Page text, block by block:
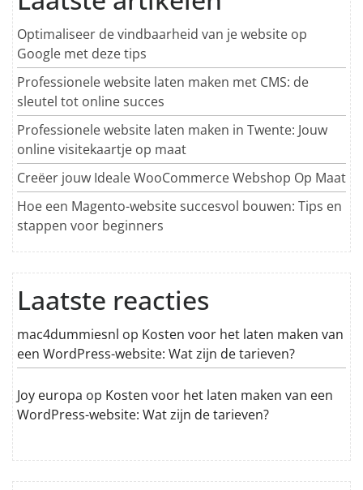
Optimaliseer de vindbaarheid van je website op
Google met deze tips
Professionele website laten maken met CMS: de
sleutel tot online succes
Professionele website laten maken in Twente: Jouw
online visitekaartje op maat
Creëer jouw Ideale WooCommerce Webshop Op Maat
Hoe een Magento-website succesvol bouwen: Tips en
stappen voor beginners
Laatste reacties
mac4dummiesnl op Kosten voor het laten maken van
een WordPress-website: Wat zijn de tarieven?
Joy europa op Kosten voor het laten maken van een
WordPress-website: Wat zijn de tarieven?